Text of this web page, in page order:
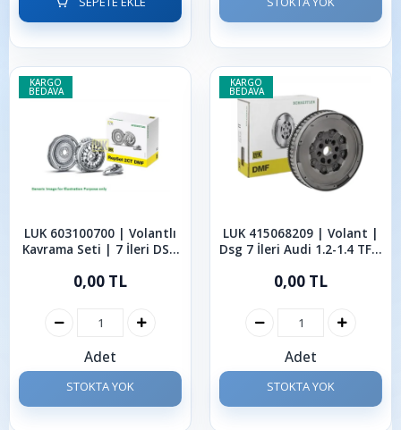
KARGO
BEDAVA
LUK 603100700 | Volantlı
Kavrama Seti | 7 İleri DSG
2020
0,00 TL
Adet
STOKTA YOK
KARGO
BEDAVA
LUK 415068209 | Volant |
Dsg 7 İleri Audi 1.2-1.4 TFSI
0,00 TL
Adet
STOKTA YOK